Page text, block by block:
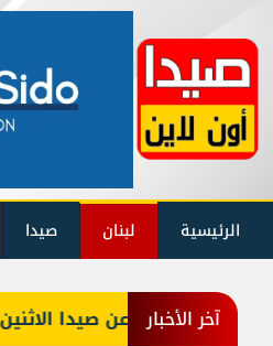
الرئيسية لبنان صيدا
آخر الأخبار
التغذية عن صيدا الاثنين...